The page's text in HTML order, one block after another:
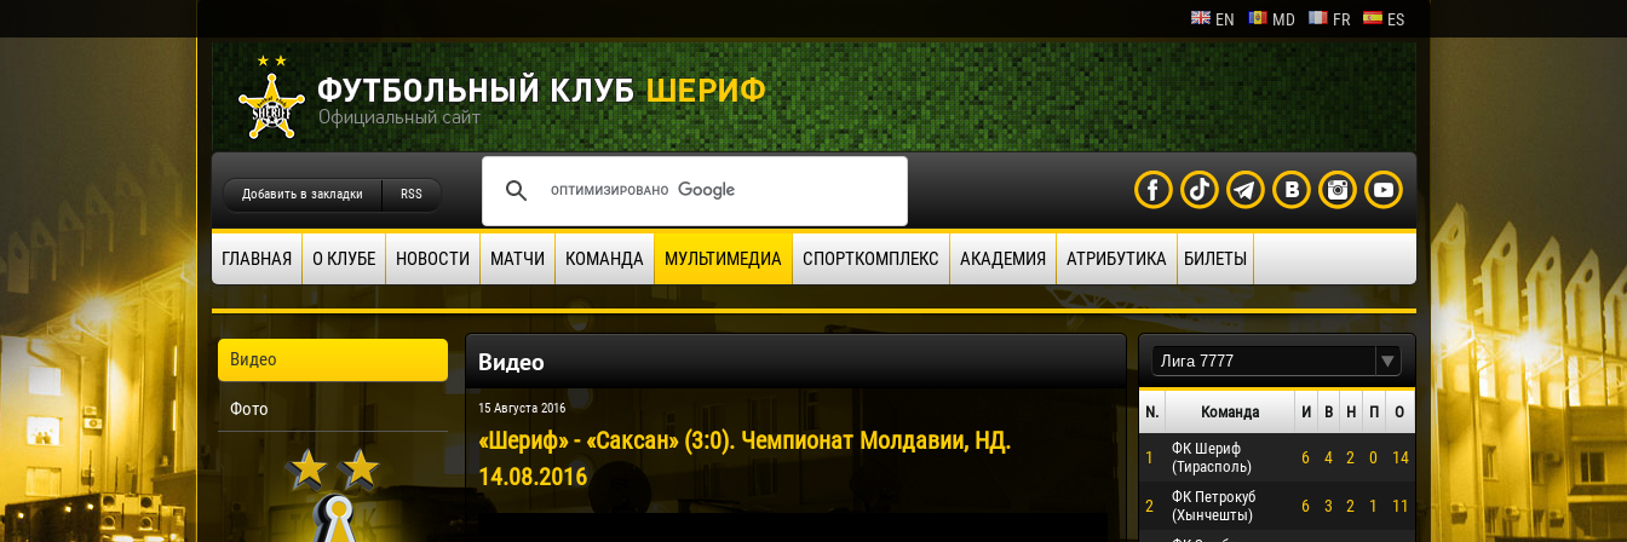
EN MD FR ES
Добавить в закладки RSS
ГЛАВНАЯ О КЛУБЕ НОВОСТИ МАТЧИ КОМАНДА МУЛЬТИМЕДИА СПОРТКОМПЛЕКС АКАДЕМИЯ АТРИБУТИКА БИЛЕТЫ
Видео
Фото
Видео
15 Августа 2016
«Шериф» - «Саксан» (3:0). Чемпионат Молдавии, НД.
14.08.2016
N. Команда И В Н П О
1
ФК Шериф
(Тирасполь)
6 4 2 0 14
2
ФК Петрокуб
(Хынчешты)
6 3 2 1 11